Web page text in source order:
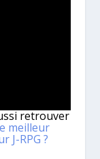
retrouver
meilleur
J-RPG ?